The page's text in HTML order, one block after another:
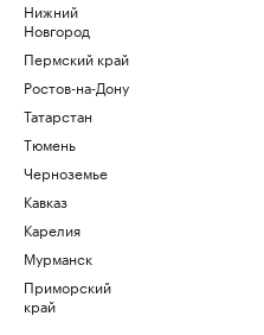
Нижний
Новгород
Пермский край
Ростов-на-Дону
Татарстан
Тюмень
Черноземье
Кавказ
Карелия
Мурманск
Приморский
край